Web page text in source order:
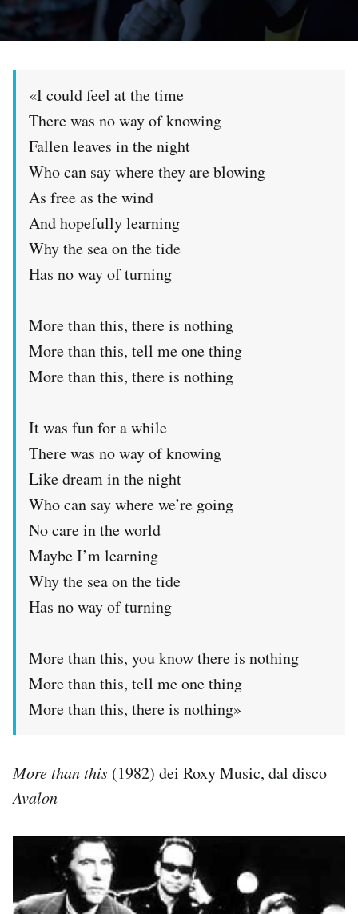
I MIEI PREFERITI
SHOP
CALENDARIO
Area Personale
Newsletter
Notifiche mobile
Esci
«I could feel at the time
There was no way of knowing
Fallen leaves in the night
Who can say where they are blowing
As free as the wind
And hopefully learning
Why the sea on the tide
Has no way of turning
More than this, there is nothing
More than this, tell me one thing
More than this, there is nothing
It was fun for a while
There was no way of knowing
Like dream in the night
Who can say where we’re going
No care in the world
Maybe I’m learning
Why the sea on the tide
Has no way of turning
More than this, you know there is nothing
More than this, tell me one thing
More than this, there is nothing»
More than this (1982) dei Roxy Music, dal disco
Avalon